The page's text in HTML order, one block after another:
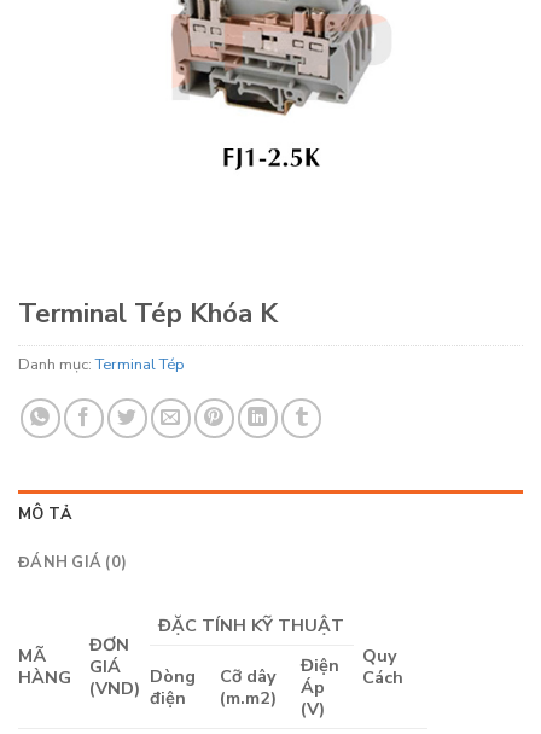
Terminal Tép Khóa K
Danh mục:Terminal Tép
MÔ TẢ
ĐÁNH GIÁ (0)
MÃ
HÀNG
ĐƠN
GIÁ
(VND)
ĐẶC TÍNH KỸ THUẬT
Quy
Cách
Dòng
điện
Cỡ dây
(m.m2)
Điện
Áp
(V)